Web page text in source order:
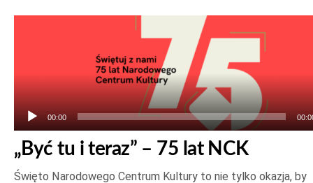
00:00
„Być tu i teraz” – 75 lat NCK
Święto Narodowego Centrum Kultury to nie tylko okazja, by